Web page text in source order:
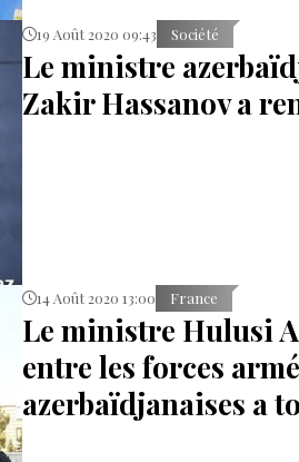
19 Août 2020 09:43 Société
Le ministre
Zakir Hassanov a
14 Août 2020 13:00 France
Le ministre Hulusi
entre les forces
azerbaïdjanaises a